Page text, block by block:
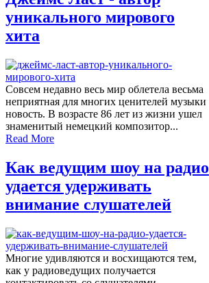
уникального мирового
хита
Совсем недавно весь мир облетела весьма
неприятная для многих ценителей музыки
новость. В возрасте 86 лет из жизни ушел
знаменитый немецкий композитор...
Read More
Как ведущим шоу на радио
удается удерживать
внимание слушателей
Многие удивляются и восхищаются тем,
как у радиоведущих получается